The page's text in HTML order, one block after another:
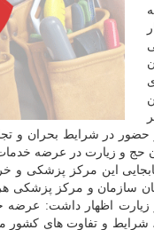
در شرایط بحران و
حج و زیارت در عرضه
این مرکز پزشکی و
سازمان و مرکز پزشکی
اظهار داشت: عرضه
و تفاوت های کشور